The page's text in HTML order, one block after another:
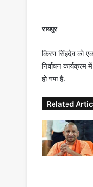
n
i
l
रायपुर
किरण सिंहदेव को
निर्वाचन
हो गया है.
Related